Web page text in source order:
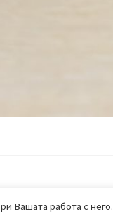
Вашата работа с